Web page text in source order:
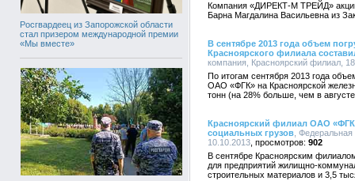
Росгвардеец из Запорожской области
стал призером международной премии
«Мы вместе»
Компания «ДИРЕКТ-М ТРЕЙД»
Барна Магдалина Васильевна из
В сентябре 2013 года объем
Красноярского филиала
компания, Красноярский филиал,
По итогам сентября 2013 года
ОАО «ФГК» на Красноярской
тонн (на 28% больше, чем в
Красноярский филиал ОАО «ФГК»
социальных грузов ,
10.10.2013
902
В сентябре Красноярским
для предприятий жилищно-
строительных материалов и 3,5